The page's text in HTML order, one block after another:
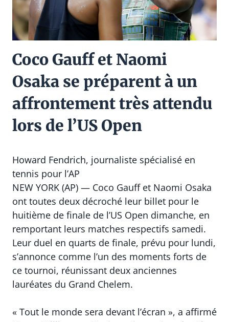
Coco Gauff et Naomi
Osaka se préparent à un
affrontement très attendu
lors de l’US Open
Howard Fendrich, journaliste spécialisé en
tennis pour l’AP
NEW YORK (AP) — Coco Gauff et Naomi Osaka
ont toutes deux décroché leur billet pour le
huitième de finale de l’US Open dimanche, en
remportant leurs matches respectifs samedi.
Leur duel en quarts de finale, prévu pour lundi,
s’annonce comme l’un des moments forts de
ce tournoi, réunissant deux anciennes
lauréates du Grand Chelem.
« Tout le monde sera devant l’écran », a affirmé